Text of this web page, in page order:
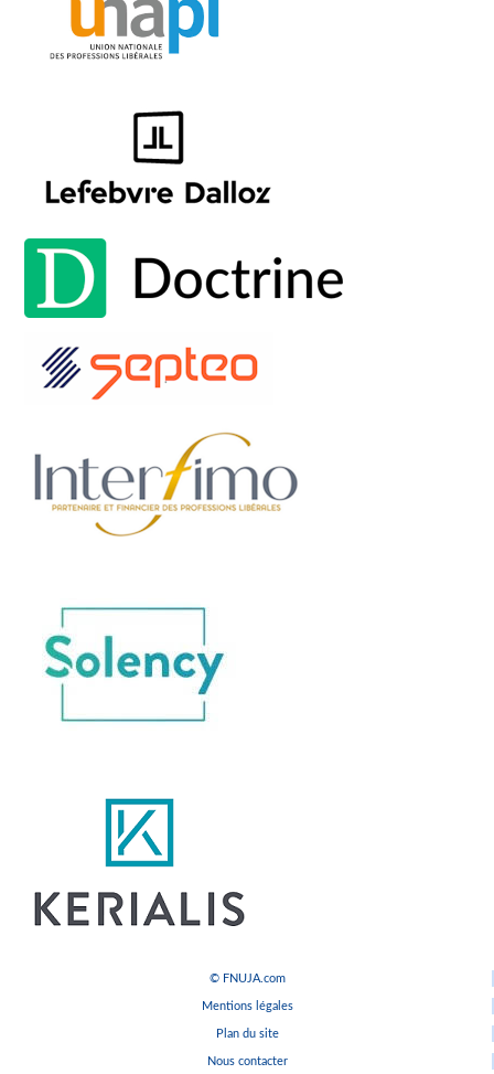
© FNUJA.com
Mentions légales
Plan du site
Nous contacter